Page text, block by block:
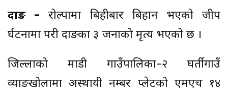
दाङ – रोल्पामा बिहीबार बिहान भएको जीप
दुर्घटनामा परी दाङका ३ जनाको मृत्य भएको छ ।
जिल्लाको माडी गाउँपालिका–२ घर्तीगाउँ
व्याङखोलामा अस्थायी नम्बर प्लेटको एमएच १४